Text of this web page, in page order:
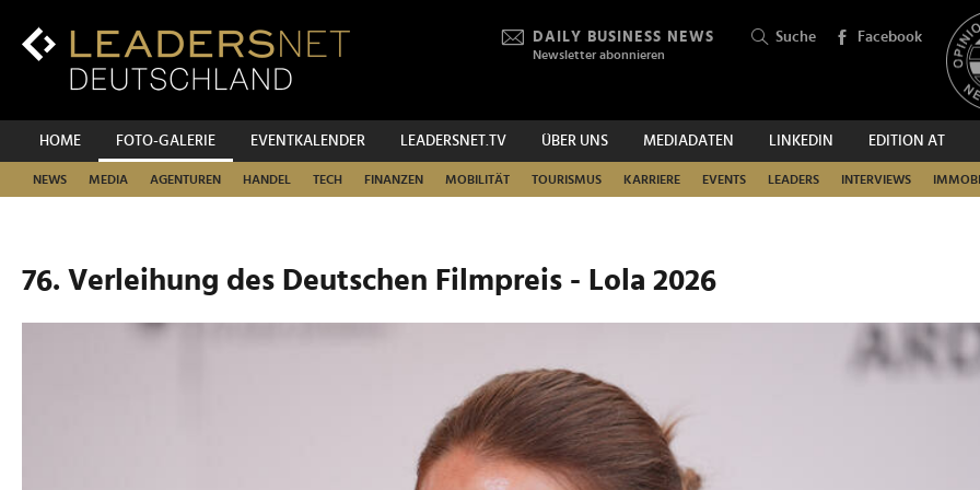
Inhalt
Hauptnavigation
DAILY BUSINESS NEWS
Newsletter abonnieren
Suche Facebook
HOME FOTO-GALERIE EVENTKALENDER LEADERSNET.TV ÜBER UNS MEDIADATEN LINKEDIN EDITION AT
NEWS MEDIA AGENTUREN HANDEL TECH FINANZEN MOBILITÄT TOURISMUS KARRIERE EVENTS LEADERS INTERVIEWS
SUCHEN
76. Verleihung des Deutschen Filmpreis - Lola 2026